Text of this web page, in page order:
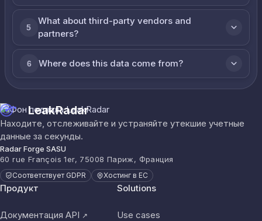
5
What about third-party vendors and
partners?
6 Where does this data come from?
LeakRadar
Находите, отслеживайте и устраняйте утекшие учетные
данные за секунды.
Radar Forge SASU
60 rue François 1er, 75008 Париж, Франция
Соответствует GDPR Хостинг в ЕС
Продукт
Документация API ↗
Solutions
Use cases